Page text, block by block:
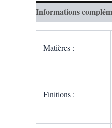
Informations
Matières :
Finitions :